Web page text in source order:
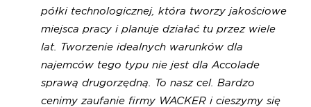
półki technologicznej, która tworzy jakościowe
miejsca pracy i planuje działać tu przez wiele
lat. Tworzenie idealnych warunków dla
najemców tego typu nie jest dla Accolade
sprawą drugorzędną. To nasz cel. Bardzo
cenimy zaufanie firmy WACKER i cieszymy się